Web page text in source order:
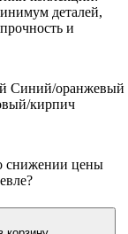
деталей,
и
Синий/оранжевый
кирпич
снижении цены